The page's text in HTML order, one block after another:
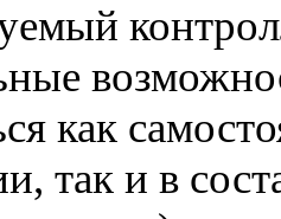
как
так и в